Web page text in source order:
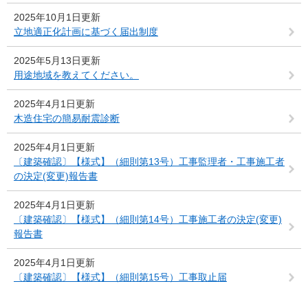
2025年10月1日更新
立地適正化計画に基づく届出制度
2025年5月13日更新
用途地域を教えてください。
2025年4月1日更新
木造住宅の簡易耐震診断
2025年4月1日更新
〔建築確認〕【様式】（細則第13号）工事監理者・工事施工者
の決定(変更)報告書
2025年4月1日更新
〔建築確認〕【様式】（細則第14号）工事施工者の決定(変更)
報告書
2025年4月1日更新
〔建築確認〕【様式】（細則第15号）工事取止届